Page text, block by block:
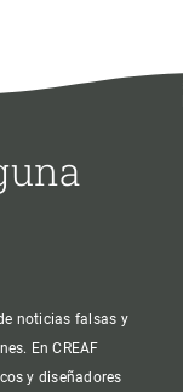
noticias falsas y
En CREAF
y diseñadores